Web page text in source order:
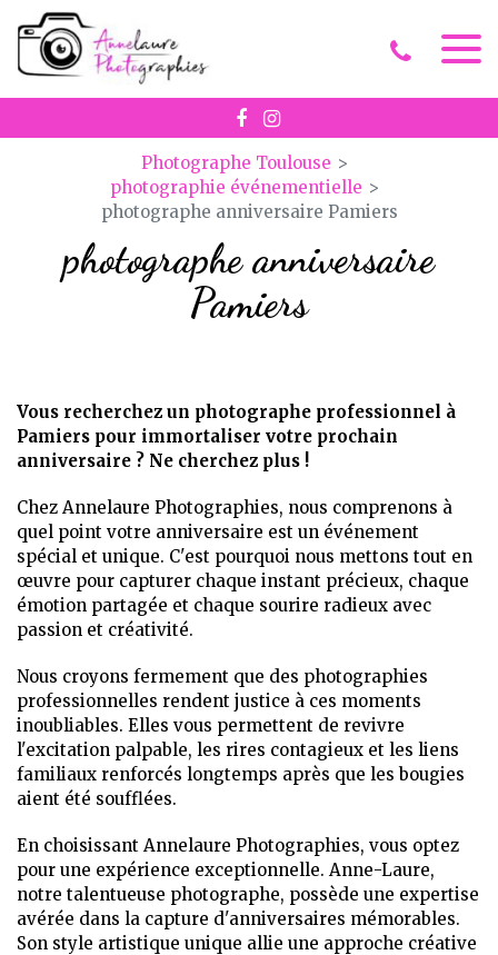
Photographe Toulouse
photographie événementielle
photographe anniversaire Pamiers
photographe anniversaire
Pamiers
Vous recherchez un photographe professionnel à
Pamiers pour immortaliser votre prochain
anniversaire ? Ne cherchez plus !
Chez Annelaure Photographies, nous comprenons à
quel point votre anniversaire est un événement
spécial et unique. C'est pourquoi nous mettons tout en
œuvre pour capturer chaque instant précieux, chaque
émotion partagée et chaque sourire radieux avec
passion et créativité.
Nous croyons fermement que des photographies
professionnelles rendent justice à ces moments
inoubliables. Elles vous permettent de revivre
l'excitation palpable, les rires contagieux et les liens
familiaux renforcés longtemps après que les bougies
aient été soufflées.
En choisissant Annelaure Photographies, vous optez
pour une expérience exceptionnelle. Anne-Laure,
notre talentueuse photographe, possède une expertise
avérée dans la capture d'anniversaires mémorables.
Son style artistique unique allie une approche créative
Panneau de gestion des cookies